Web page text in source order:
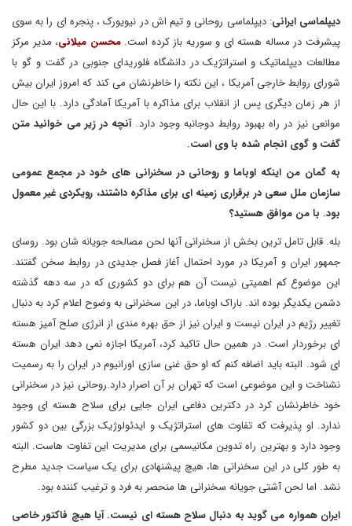
دیپلماسی ایرانی: دیپلماسی روحانی و تیم اش در نیویورک ، پنجره ای را به سوی
پیشرفت در مساله هسته ای و سوریه باز کرده است.محسن میلانی، مدیر مرکز
مطالعات دیپلماتیک و استراتژیک در دانشگاه فلوریدای جنوبی در گفت و گو با
شورای روابط خارجی آمریکا ، این نکته را خاطرنشان می کند که امروز ایران بیش
از هر زمان دیگری پس از انقلاب برای مذاکره با آمریکا آمادگی دارد. با این حال
موانعی نیز در راه بهبود روابط دوجانبه وجود دارد.آنچه در زیر می خوانید متن
گفت و گوی انجام شده با وی است.
به گمان من اینکه اوباما و روحانی در سخنرانی های خود در مجمع عمومی
سازمان ملل سعی در برقراری زمینه ای برای مذاکره داشتند، رویکردی غیر معمول
بود. با من موافق هستید؟
بله. قابل تامل ترین بخش از سخنرانی آنها لحن مصالحه جویانه شان بود. روسای
جمهور ایران و آمریکا در مورد احتمال آغاز فصل جدیدی در روابط سخن گفتند.
این موضوع کم اهمیتی نیست آن هم برای دو کشوری که در سه دهه گذشته
دشمن یکدیگر بوده اند. باراک اوباما، در این سخنرانی به وضوح اعلام کرد به دنبال
تغییر رژیم در ایران نیست و ایران نیز از حق بهره مندی از انرژی صلح آمیز هسته
ای برخوردار است. در همین حال تاکید کرد، آمریکا اجازه نمی دهد ایران هسته
ای شود. البته باید اضافه کنم که او حق غنی سازی اورانیوم در ایران را به رسمیت
نشناخت و این موضوعی است که تهران بر آن اصرار دارد.روحانی نیز در سخنرانی
خود خاطرنشان کرد در دکترین دفاعی ایران جایی برای سلاح هسته ای وجود
ندارد. او پذیرفت که تفاوت های استراتژیک و ایدئولوژیک بزرگی بین دو کشور
وجود دارد و بهترین راه تدوین مکانیسمی برای مدیریت این تفاوت هاست. البته
به طور کلی در این سخنرانی ها، هیچ پیشنهادی برای یک سیاست جدید مطرح
نشد. اما لحن آشتی جویانه سخنرانی ها منحصر به فرد و ترغیب کننده بود.
ایران همواره می گوید به دنبال سلاح هسته ای نیست. آیا هیچ فاکتور خاصی